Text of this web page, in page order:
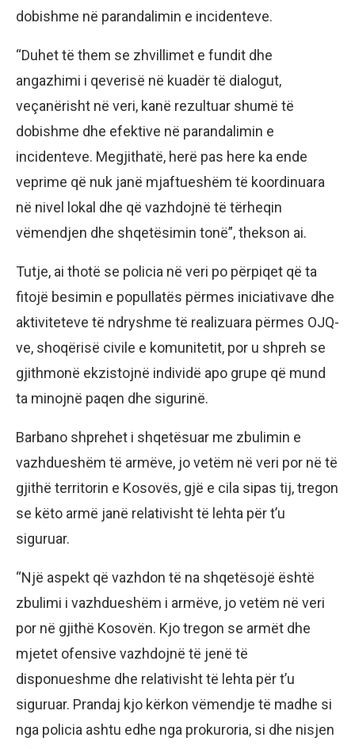
dobishme në parandalimin e incidenteve.
“Duhet të them se zhvillimet e fundit dhe
angazhimi i qeverisë në kuadër të dialogut,
veçanërisht në veri, kanë rezultuar shumë të
dobishme dhe efektive në parandalimin e
incidenteve. Megjithatë, herë pas here ka ende
veprime që nuk janë mjaftueshëm të koordinuara
në nivel lokal dhe që vazhdojnë të tërheqin
vëmendjen dhe shqetësimin tonë”, thekson ai.
Tutje, ai thotë se policia në veri po përpiqet që ta
fitojë besimin e popullatës përmes iniciativave dhe
aktiviteteve të ndryshme të realizuara përmes OJQ-
ve, shoqërisë civile e komunitetit, por u shpreh se
gjithmonë ekzistojnë individë apo grupe që mund
ta minojnë paqen dhe sigurinë.
Barbano shprehet i shqetësuar me zbulimin e
vazhdueshëm të armëve, jo vetëm në veri por në të
gjithë territorin e Kosovës, gjë e cila sipas tij, tregon
se këto armë janë relativisht të lehta për t’u
siguruar.
“Një aspekt që vazhdon të na shqetësojë është
zbulimi i vazhdueshëm i armëve, jo vetëm në veri
por në gjithë Kosovën. Kjo tregon se armët dhe
mjetet ofensive vazhdojnë të jenë të
disponueshme dhe relativisht të lehta për t’u
siguruar. Prandaj kjo kërkon vëmendje të madhe si
nga policia ashtu edhe nga prokuroria, si dhe nisjen